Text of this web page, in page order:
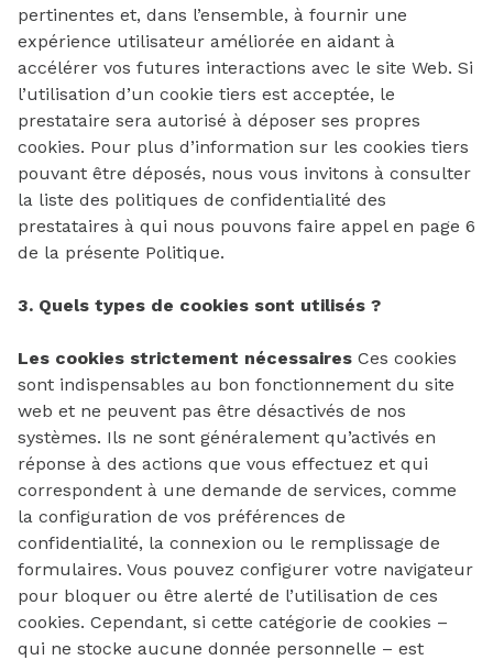
pertinentes et, dans l’ensemble, à fournir une
expérience utilisateur améliorée en aidant à
accélérer vos futures interactions avec le site Web. Si
l’utilisation d’un cookie tiers est acceptée, le
prestataire sera autorisé à déposer ses propres
cookies. Pour plus d’information sur les cookies tiers
pouvant être déposés, nous vous invitons à consulter
la liste des politiques de confidentialité des
prestataires à qui nous pouvons faire appel en page 6
de la présente Politique.
3. Quels types de cookies sont utilisés ?
Les cookies strictement nécessaires Ces cookies
sont indispensables au bon fonctionnement du site
web et ne peuvent pas être désactivés de nos
systèmes. Ils ne sont généralement qu’activés en
réponse à des actions que vous effectuez et qui
correspondent à une demande de services, comme
la configuration de vos préférences de
confidentialité, la connexion ou le remplissage de
formulaires. Vous pouvez configurer votre navigateur
pour bloquer ou être alerté de l’utilisation de ces
cookies. Cependant, si cette catégorie de cookies –
qui ne stocke aucune donnée personnelle – est